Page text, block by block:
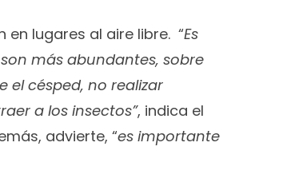
en lugares al aire libre. “Es
más abundantes, sobre
el césped, no realizar
a los insectos”, indica el
advierte, “es importante